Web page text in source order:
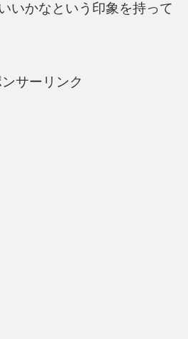
いかなという印象を持って
ンサーリンク